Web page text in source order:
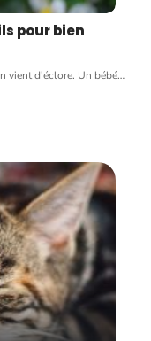
pour bien
vient d'éclore. Un bébé…